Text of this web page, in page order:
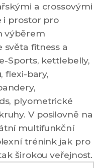
a crossovými
i prostor pro
výběrem
světa fitness a
Sports, kettlebelly,
flexi-bary,
plyometrické
V posilovně na
multifunkční
trénink jak pro
širokou veřejnost.